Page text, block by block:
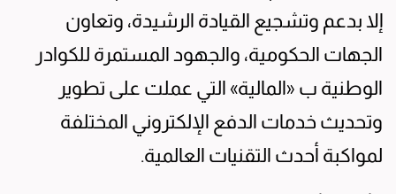
إلا بدعم وتشجيع القيادة الرشيدة، وتعاون
الجهات الحكومية، والجهود المستمرة للكوادر
الوطنية ب «المالية» التي عملت على تطوير
وتحديث خدمات الدفع الإلكتروني المختلفة
لمواكبة أحدث التقنيات العالمية.